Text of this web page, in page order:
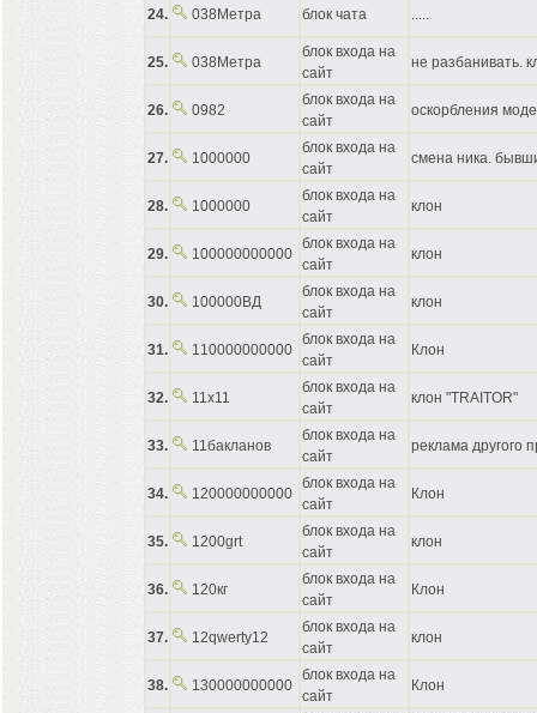
24. 038Метра блок чата .....
25. 038Метра
блок входа на
сайт
не разбанивать.
26. 0982
блок входа на
сайт
оскорбления
27. 1000000
блок входа на
сайт
смена ника.
28. 1000000
блок входа на
сайт
клон
29. 100000000000
блок входа на
сайт
клон
30. 100000ВД
блок входа на
сайт
клон
31. 110000000000
блок входа на
сайт
Клон
32. 11x11
блок входа на
сайт
клон "TRAITOR"
33. 11бакланов
блок входа на
сайт
реклама другого
34. 120000000000
блок входа на
сайт
Клон
35. 1200grt
блок входа на
сайт
клон
36. 120кг
блок входа на
сайт
Клон
37. 12qwerty12
блок входа на
сайт
клон
38. 130000000000
блок входа на
сайт
Клон